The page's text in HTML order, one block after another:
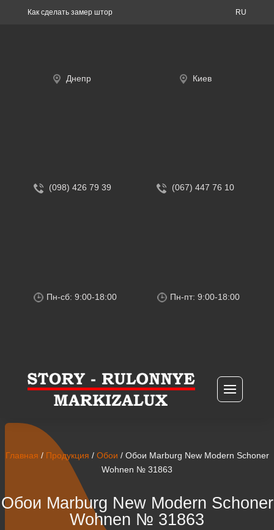
Как сделать замер штор RU
Днепр
(098) 426 79 39
Пн-сб: 9:00-18:00
Киев
(067) 447 76 10
Пн-пт: 9:00-18:00
Главная / Продукция / Обои / Обои Marburg New Modern Schoner
Wohnen № 31863
Обои Marburg New Modern Schoner
Wohnen № 31863